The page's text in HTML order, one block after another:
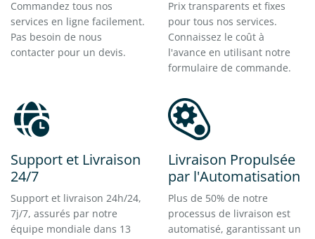
Commandez tous nos
services en ligne facilement.
Pas besoin de nous
contacter pour un devis.
Prix transparents et fixes
pour tous nos services.
Connaissez le coût à
l'avance en utilisant notre
formulaire de commande.
Support et Livraison
24/7
Support et livraison 24h/24,
7j/7, assurés par notre
équipe mondiale dans 13
Livraison Propulsée
par l'Automatisation
Plus de 50% de notre
processus de livraison est
automatisé, garantissant un